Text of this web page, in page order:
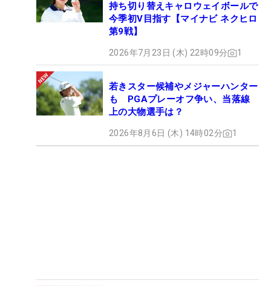
持ち切り替えキャロウェイボールで
今季初V目指す【マイナビ ネクヒロ
第9戦】
2026年7月23日 (木) 22時09分 1
若きスター候補やメジャーハンター
も PGAプレーオフ争い、当落線
上の大物選手は？
2026年8月6日 (木) 14時02分 1